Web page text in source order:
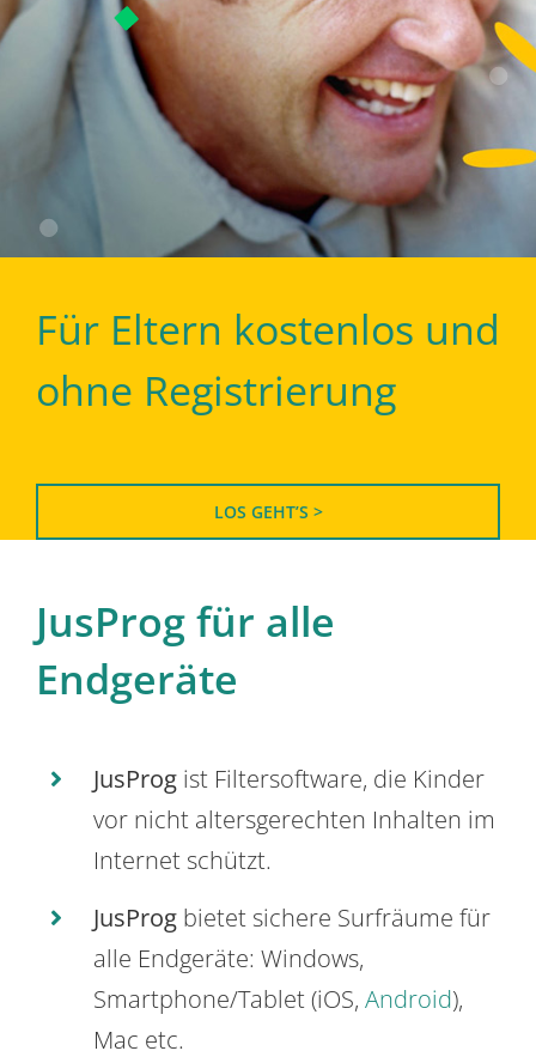
Für Eltern kostenlos und
ohne Registrierung
LOS GEHT’S >
JusProg für alle
Endgeräte
JusProg ist Filtersoftware, die Kinder
vor nicht altersgerechten Inhalten im
Internet schützt.
JusProg bietet sichere Surfräume für
alle Endgeräte: Windows,
Smartphone/Tablet (iOS, Android),
Mac etc.